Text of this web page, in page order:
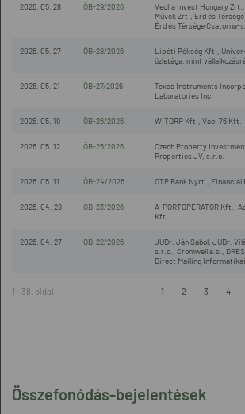
Összefonódás-bejelentések
2026. 05. 28 ÖB-29/2026
Veolia Invest Hungary
Művek Zrt., Érd és
Érd és Térsége Csatorna-
2026. 05. 27 ÖB-28/2026
Lipóti Pékség Kft.,
üzletága, mint
2026. 05. 21 ÖB-27/2026
Texas Instruments
Laboratories Inc.
2025. 05. 19 ÖB-26/2026 WITORP Kft., Váci 76 Kft.
2026. 05. 12 ÖB-25/2026
Czech Property
Properties JV, s.r.o.
2026. 05. 11 ÖB-24/2026 OTP Bank Nyrt., Financial
2026. 04. 28 ÖB-23/2026
A-PORTOPERATOR Kft.,
Kft.
2026. 04. 27 ÖB-22/2026
JUDr. Ján Sabol, JUDr.
s.r.o., Cromwell a.s.,
Direct Mailing
1 - 38. oldal 1 2 3 4